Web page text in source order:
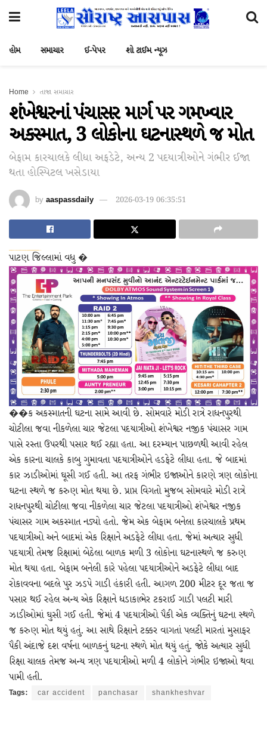
હોમ સમાચાર ઈ-પેપર શો ટાઈમ ન્યૂઝ
Home તાજા સમાચાર
શંખેશ્વરનાં પંચાસર માર્ગ પર ગમખ્વાર
અકસ્માત, 3 લોકોના ઘટનાસ્થળે જ મોત
બેફામ કારચાલકે લીધા અફડેટે, અન્ય 2 પદયાત્રીઓને ગંભીર ઈજા
થતા હોસ્પિટલ ખસેડાયા
by aaspassdaily 2026-03-19 06:35:51
પાટણ જિલ્લામાં વધુ �
��ક અકસ્માતની ઘટના સામે આવી છે. સોમવારે મોડી રાત્રે રાધનપુરથી
ચોટીલા જવા નીકળેલા ચાર જેટલા પદયાત્રીઓ શંખેશ્વર નજીક પંચાસર ગામ
પાસે રસ્તા ઉપરથી પસાર થઈ રહ્યા હતા. આ દરમ્યાન પાછળથી આવી રહેલ
એક કારના ચાલકે કાબુ ગુમાવતા પદયાત્રીઓને હડફેટે લીધા હતા. જે બાદમાં
કાર ઝાડીઓમાં ઘૂસી ગઈ હતી. આ તરફ ગંભીર ઇજાઓને કારણે ત્રણ લોકોના
ઘટના સ્થળે જ કરુણ મોત થયા છે. પ્રાપ્ત વિગતો મુજબ સોમવારે મોડી રાત્રે
રાધનપુરથી ચોટીલા જવા નીકળેલા ચાર જેટલા પદયાત્રીઓ શંખેશ્વર નજીક
પંચાસર ગામ અકસ્માત નડ્યો હતો. જેમ એક બેફામ બનેલા કારચાલકે પ્રથમ
પદયાત્રીઓ અને બાદમાં એક રિક્ષાને અડફેટે લીધા હતા. જેમાં અત્યાર સુધી
પદયાત્રી તેમજ રિક્ષામાં બેઠેલા બાળક મળી 3 લોકોના ઘટનાસ્થળે જ કરુણ
મોત થયા હતા. બેફામ બનેલી કારે પહેલા પદયાત્રીઓને અડફેટે લીધા બાદ
રોકાવવના બદલે પુર ઝડપે ગાડી હંકારી હતી. આગળ 200 મીટર દૂર જતા જ
પસાર થઈ રહેલ અન્ય એક રિક્ષાને ધડાકાભેર ટકરાઈ ગાડી પલટી મારી
ઝાડીઓમાં ઘુસી ગઈ હતી. જેમાં 4 પદયાત્રીઓ પૈકી એક વ્યક્તિનું ઘટના સ્થળે
જ કરુણ મોત થયું હતું. આ સાથે રિક્ષાને ટક્કર વાગતાં પલટી મારતાં મુસાફર
પૈકી અંદાજે દશ વર્ષના બાળકનું ઘટના સ્થળે મોત થયું હતું. જોકે અત્યાર સુધી
રિક્ષા ચાલક તેમજ અન્ય ત્રણ પદયાત્રીઓ મળી 4 લોકોને ગંભીર ઇજાઓ થવા
પામી હતી.
Tags: car accident panchasar shankheshvar